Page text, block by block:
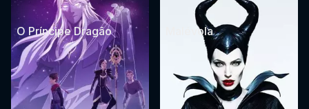
O Príncipe Dragão Malévola